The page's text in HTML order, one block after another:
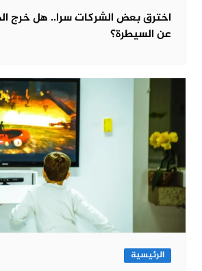
اخترق بعض الشركات سرا.. هل خرج
عن السيطرة؟
الرئيسية